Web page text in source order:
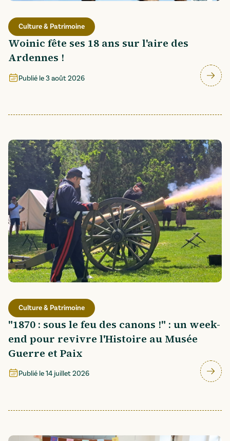
Culture & Patrimoine
Woinic fête ses 18 ans sur l'aire des
Ardennes !
Publié le3 août 2026
Culture & Patrimoine
"1870 : sous le feu des canons !" : un week-
end pour revivre l'Histoire au Musée
Guerre et Paix
Publié le14 juillet 2026